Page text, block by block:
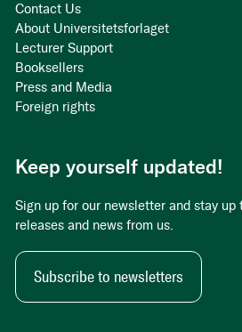
Contact Us
About Universitetsforlaget
Lecturer Support
Booksellers
Press and Media
Foreign rights
Keep yourself updated!
Sign up for our newsletter and stay
releases and news from us.
Subscribe to newsletters